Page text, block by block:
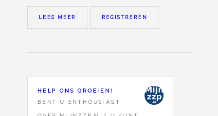
LEES MEER REGISTREREN
HELP ONS GROEIEN!
BENT U ENTHOUSIAST